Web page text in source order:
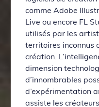
comme Adobe
Live ou encore FL
utilisés par les
territoires inconnus
création.
dimension
d’innombrables
d’expérimentation
assiste les